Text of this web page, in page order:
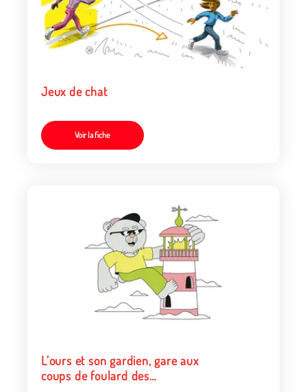
Jeux de chat
Voir la fiche
L’ours et son gardien, gare aux
coups de foulard des